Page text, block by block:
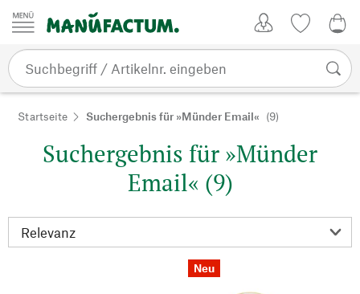
Zum Inhalt springen
Startseite Suchergebnis für »Münder Email« (9)
Suchergebnis für »Münder
Email« (9)
Neu